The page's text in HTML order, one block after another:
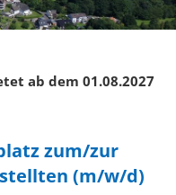
ab dem 01.08.2027
zum/zur
(m/w/d)